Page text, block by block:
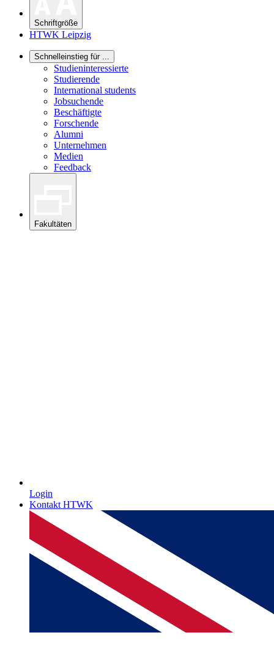
Schriftgröße
HTWK Leipzig
Schnelleinstieg für ...
Studieninteressierte
Studierende
International students
Jobsuchende
Beschäftigte
Forschende
Alumni
Unternehmen
Medien
Feedback
Fakultäten
Login
Kontakt HTWK